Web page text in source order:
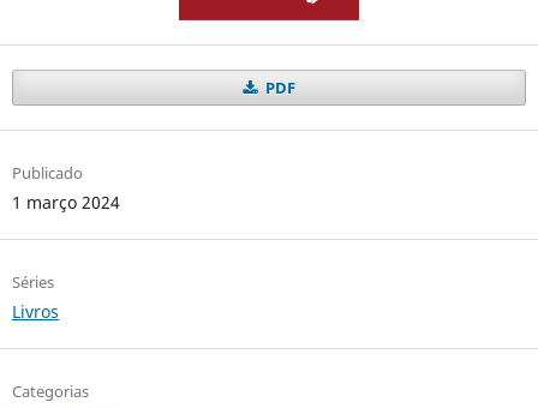
PDF
Publicado
1 março 2024
Séries
Livros
Categorias